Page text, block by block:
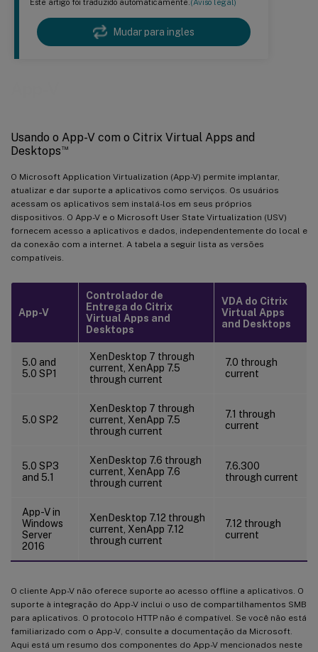
Este artigo foi traduzido automaticamente.(Aviso legal)
Mudar para ingles
Usando o App-V com o Citrix Virtual Apps and
Desktops™
O Microsoft Application Virtualization (App-V) permite implantar,
atualizar e dar suporte a aplicativos como serviços. Os usuários
acessam os aplicativos sem instalá-los em seus próprios
dispositivos. O App-V e o Microsoft User State Virtualization (USV)
fornecem acesso a aplicativos e dados, independentemente do local e
da conexão com a internet. A tabela a seguir lista as versões
compatíveis.
App-V
Controlador de
Entrega do Citrix
Virtual Apps and
Desktops
VDA do Citrix
Virtual Apps
and Desktops
5.0 and
5.0 SP1
XenDesktop 7 through
current, XenApp 7.5
through current
7.0 through
current
5.0 SP2
XenDesktop 7 through
current, XenApp 7.5
through current
7.1 through
current
5.0 SP3
and 5.1
XenDesktop 7.6 through
current, XenApp 7.6
through current
7.6.300
through current
App-V in
Windows
Server
2016
XenDesktop 7.12 through
current, XenApp 7.12
through current
7.12 through
current
O cliente App-V não oferece suporte ao acesso offline a aplicativos. O
suporte à integração do App-V inclui o uso de compartilhamentos SMB
para aplicativos. O protocolo HTTP não é compatível. Se você não está
familiarizado com o App-V, consulte a documentação da Microsoft.
Aqui está um resumo dos componentes do App-V mencionados neste